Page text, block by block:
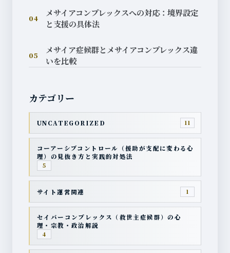
04
メサイアコンプレックスへの対応：境界設定
と支援の具体法
05
メサイア症候群とメサイアコンプレックス違
いを比較
カテゴリー
UNCATEGORIZED 11
コーアーシブコントロール（援助が支配に変わる心
理）の見抜き方と実践的対処法
5
サイト運営関連 1
セイバーコンプレックス（救世主症候群）の心
理・宗教・政治解説
4